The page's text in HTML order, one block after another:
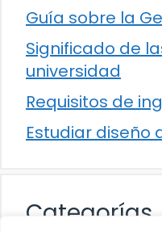
Guía sobre la
Significado de
universidad
Requisitos de
Estudiar diseño
Categorías